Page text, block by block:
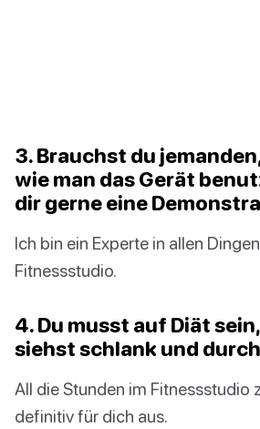
3. Brauchst du
wie man das Gerät
dir gerne eine
Ich bin ein Experte in allen
Fitnessstudio.
4. Du musst auf Diät
siehst schlank und
All die Stunden im Fitnessstudio
definitiv für dich aus.